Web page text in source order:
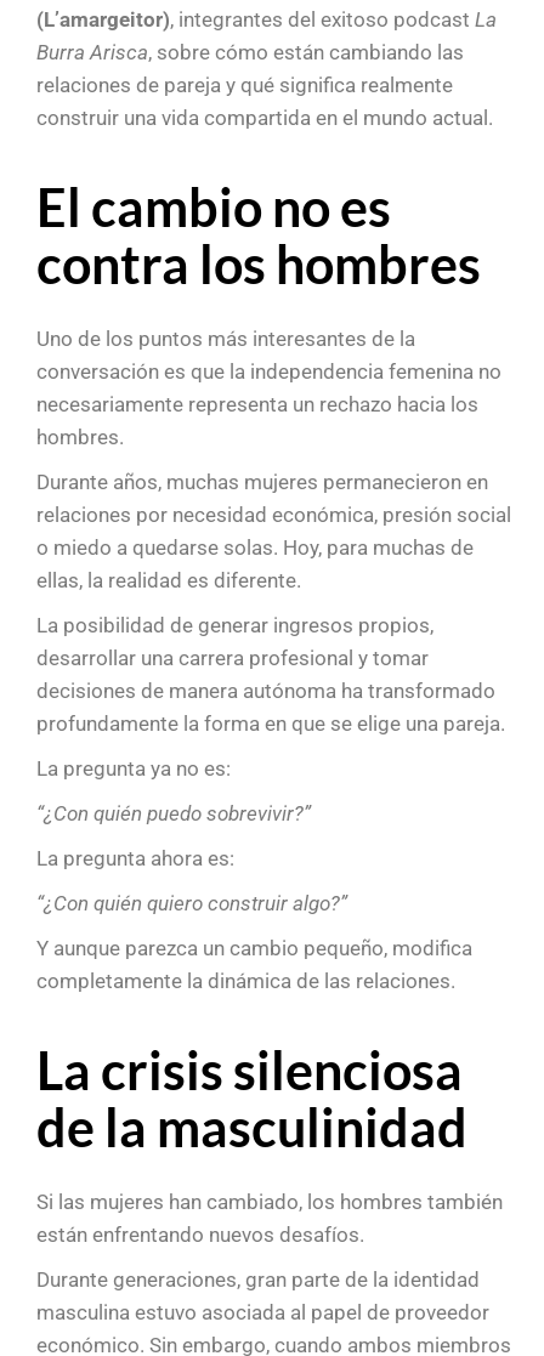
(L’amargeitor), integrantes del exitoso podcast La
Burra Arisca, sobre cómo están cambiando las
relaciones de pareja y qué significa realmente
construir una vida compartida en el mundo actual.
El cambio no es
contra los hombres
Uno de los puntos más interesantes de la
conversación es que la independencia femenina no
necesariamente representa un rechazo hacia los
hombres.
Durante años, muchas mujeres permanecieron en
relaciones por necesidad económica, presión social
o miedo a quedarse solas. Hoy, para muchas de
ellas, la realidad es diferente.
La posibilidad de generar ingresos propios,
desarrollar una carrera profesional y tomar
decisiones de manera autónoma ha transformado
profundamente la forma en que se elige una pareja.
La pregunta ya no es:
“¿Con quién puedo sobrevivir?”
La pregunta ahora es:
“¿Con quién quiero construir algo?”
Y aunque parezca un cambio pequeño, modifica
completamente la dinámica de las relaciones.
La crisis silenciosa
de la masculinidad
Si las mujeres han cambiado, los hombres también
están enfrentando nuevos desafíos.
Durante generaciones, gran parte de la identidad
masculina estuvo asociada al papel de proveedor
económico. Sin embargo, cuando ambos miembros